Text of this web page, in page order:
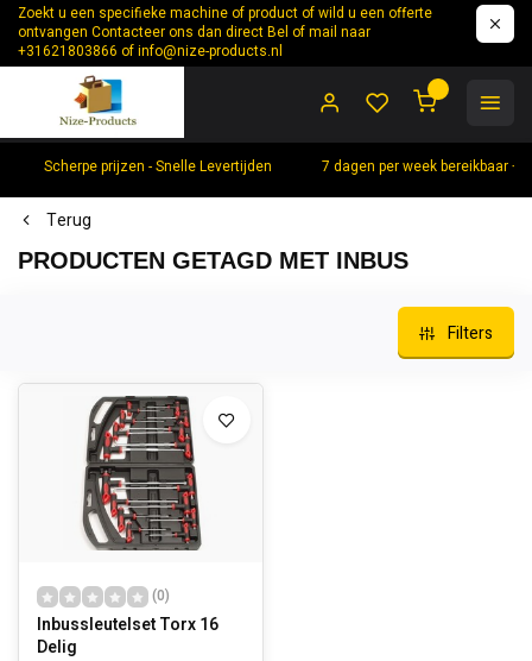
Zoekt u een specifieke machine of product of wild u een offerte
ontvangen Contacteer ons dan direct Bel of mail naar
+31621803866 ofinfo@nize-products.nl
Scherpe prijzen - Snelle Levertijden 7 dagen per week bereikbaar
Terug
PRODUCTEN GETAGD MET INBUS
Filters
(0)
Inbussleutelset Torx 16
Delig